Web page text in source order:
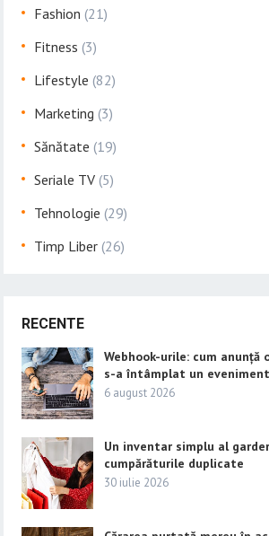
Fashion (21)
Fitness (3)
Lifestyle (82)
Marketing (3)
Sănătate (19)
Seriale TV (5)
Tehnologie (29)
Timp Liber (26)
RECENTE
Webhook-urile: cum anunță
s-a întâmplat un eveniment
6 august 2026
Un inventar simplu al
cumpărăturile duplicate
30 iulie 2026